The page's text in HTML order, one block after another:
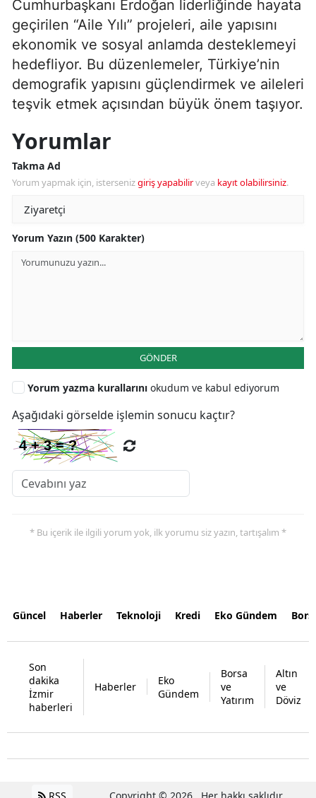
Cumhurbaşkanı Erdoğan liderliğinde hayata
geçirilen “Aile Yılı” projeleri, aile yapısını
ekonomik ve sosyal anlamda desteklemeyi
hedefliyor. Bu düzenlemeler, Türkiye’nin
demografik yapısını güçlendirmek ve aileleri
teşvik etmek açısından büyük önem taşıyor.
Yorumlar
Takma Ad
Yorum yapmak için, istersenizgiriş yapabilirveya kayıt olabilirsiniz.
Yorum Yazın (500 Karakter)
GÖNDER
Yorum yazma kurallarını okudum ve kabul ediyorum
Aşağıdaki görselde işlemin sonucu kaçtır?
* Bu içerik ile ilgili yorum yok, ilk yorumu siz yazın, tartışalım *
Güncel Haberler Teknoloji Kredi Eko Gündem
Son
dakika
İzmir
haberleri
Haberler
Eko
Gündem
Borsa
ve
Yatırım
Altın
ve
Döviz
RSS Copyright © 2026 . Her hakkı saklıdır.